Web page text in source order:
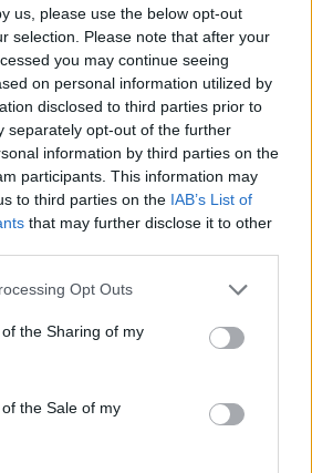
us, please use the below opt-out
selection. Please note that after your
you may continue seeing
on personal information utilized by
disclosed to third parties prior to
separately opt-out of the further
information by third parties on the
participants. This information may
to third parties on the IAB’s List of
that may further disclose it to other
app uses one or more Google
or usage behaviour. You may click to
to Google and its third-party tags to
specified purposes in below Google
Opt Outs
the Sharing of my
the Sale of my
critica gestione comunale